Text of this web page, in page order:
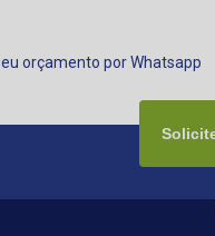
orçamento por Whatsapp